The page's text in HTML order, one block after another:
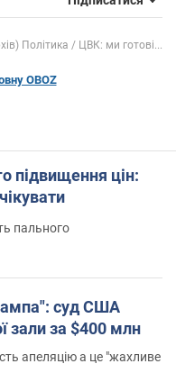
Політика ЦВК: ми готові...
OBOZ
підвищення цін:
пального
суд США
зали за $400 млн
апеляцію а це "жахливе